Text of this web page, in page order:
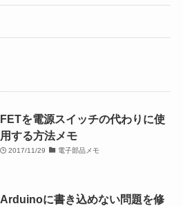
FETを電源スイッチの代わりに使
用する方法メモ
2017/11/29 電子部品メモ
Arduinoに書き込めない問題を修